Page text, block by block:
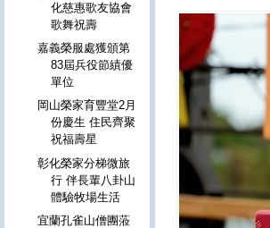
化慈惠歌友協會
歌舞祝壽
嘉義榮服處獲頒第
83屆兵役節績優
單位
岡山榮家育豐堂2月
份慶生 住民齊聚
祝福壽星
彰化榮家分梯微旅
行 伴長輩八卦山
體驗牧場生活
宜蘭孔雀山僧團蒞